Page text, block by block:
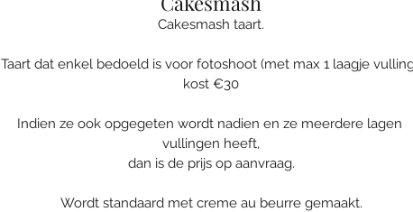
Cakesmash taart.
Taart dat enkel bedoeld is voor fotoshoot (met max 1 laagje
kost €30
Indien ze ook opgegeten wordt nadien en ze meerdere lagen
vullingen heeft,
dan is de prijs op aanvraag.
Wordt standaard met creme au beurre gemaakt.